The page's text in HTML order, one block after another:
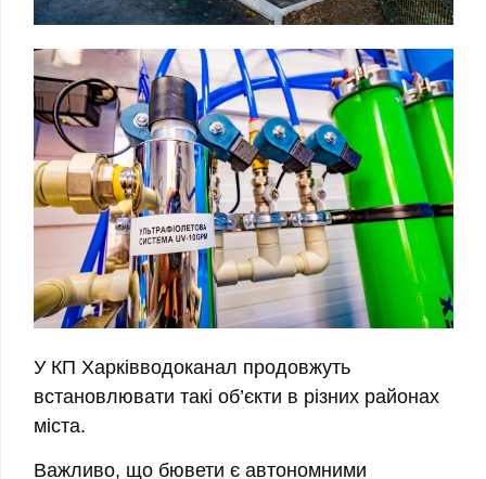
У КП Харківводоканал продовжуть
встановлювати такі об’єкти в різних районах
міста.
Важливо, що бювети є автономними